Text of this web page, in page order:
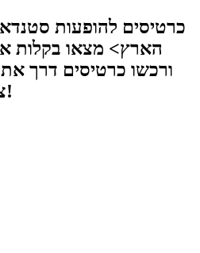
כרטיסים להופעות
הארץ> מצאו בקלות
ורכשו כרטיסים דרך
צורך בהרשמה מראש!